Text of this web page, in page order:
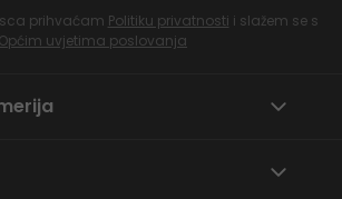
prihvaćam Politiku privatnosti i slažem se s
Općim uvjetima poslovanja